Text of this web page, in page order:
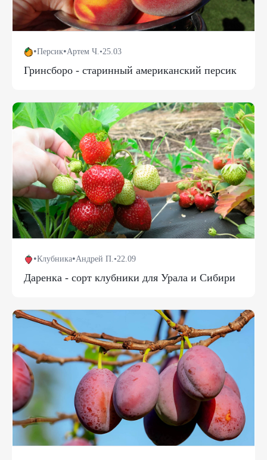
•Персик•Артем Ч.•25.03
Гринсборо - старинный американский персик
•Клубника•Андрей П.•22.09
Даренка - сорт клубники для Урала и Сибири